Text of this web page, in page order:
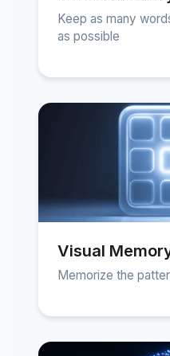
Keep as many
as possible
Visual
Memorize the